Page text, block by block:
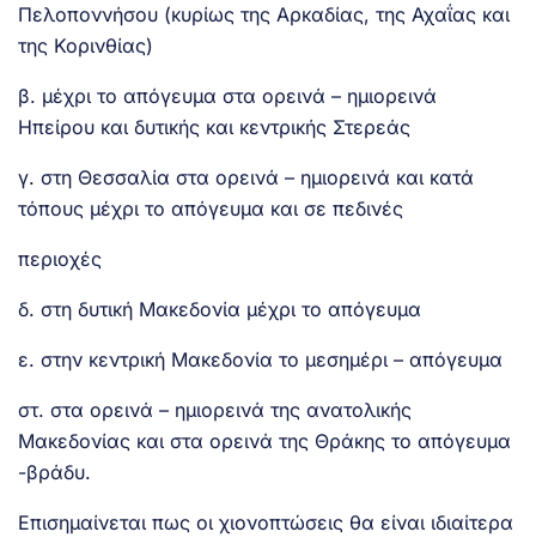
Πελοποννήσου (κυρίως της Αρκαδίας, της Αχαΐας και
της Κορινθίας)
β. μέχρι το απόγευμα στα ορεινά – ημιορεινά
Ηπείρου και δυτικής και κεντρικής Στερεάς
γ. στη Θεσσαλία στα ορεινά – ημιορεινά και κατά
τόπους μέχρι το απόγευμα και σε πεδινές
περιοχές
δ. στη δυτική Μακεδονία μέχρι το απόγευμα
ε. στην κεντρική Μακεδονία το μεσημέρι – απόγευμα
στ. στα ορεινά – ημιορεινά της ανατολικής
Μακεδονίας και στα ορεινά της Θράκης το απόγευμα
-βράδυ.
Επισημαίνεται πως οι χιονοπτώσεις θα είναι ιδιαίτερα